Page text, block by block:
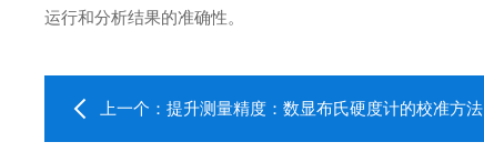
运行和分析结果的准确性。
上一个：提升测量精度：数显布氏硬度计的校准方法